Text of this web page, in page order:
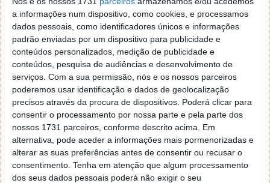
a informações num dispositivo, como cookies, e processamos
dados pessoais, como identificadores únicos e informações
padrão enviadas por um dispositivo para publicidade e
conteúdos personalizados, medição de publicidade e
conteúdos, pesquisa de audiências e desenvolvimento de
serviços. Com a sua permissão, nós e os nossos parceiros
poderemos usar identificação e dados de geolocalização
precisos através da procura de dispositivos. Poderá clicar para
consentir o processamento por nossa parte e pela parte dos
nossos 1731 parceiros, conforme descrito acima. Em
alternativa, pode aceder a informações mais pormenorizadas e
alterar as suas preferências antes de consentir ou recusar o
consentimento. Tenha em atenção que algum processamento
dos seus dados pessoais poderá não exigir o seu
O preço dos saldos a que se assiste nos últimos anos
para chaves digitais do Windows 10, Office 2016,
Office 2019, jogos, software de segurança aparece
graças a plataformas como Goodoffer24.
Primordialmente, além do software de produtividade
e de sistemas operativos o seu catálogo também
inclui outras oportunidades, disponíveis todo o ano.
Mas como esta promoção, há limite de tempo.